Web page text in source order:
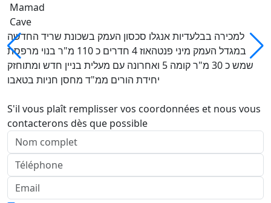
Mamad
Cave
למכירה בבלעדיות אנגלו סכסון העמק בשכונת שריד החדשה
במגדל העמק מיני פנטהאוז 4 חדרים כ 110 מ"ר בנוי מרפסת
שמש כ 30 מ"ר קומה 5 ואחרונה עם מעלית בניין חדש ומתוחזק
יחידת הורים ממ"ד מחסן חניות בטאבו
S'il vous plaît remplisser vos coordonnées et nous vous
contacterons dès que possible